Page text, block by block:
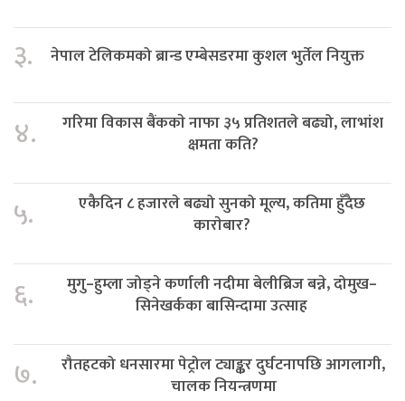
३. नेपाल टेलिकमको ब्रान्ड एम्बेसडरमा कुशल भुर्तेल नियुक्त
४.
गरिमा विकास बैंककाे नाफा ३५ प्रतिशतले बढ्यो, लाभांश
क्षमता कति?
५.
एकैदिन ८ हजारले बढ्यो सुनको मूल्य, कतिमा हुँदैछ
काराेबार?
६.
मुगु–हुम्ला जोड्ने कर्णाली नदीमा बेलीब्रिज बन्ने, दोमुख–
सिनेखर्कका बासिन्दामा उत्साह
७.
रौतहटको धनसारमा पेट्रोल ट्याङ्कर दुर्घटनापछि आगलागी,
चालक नियन्त्रणमा